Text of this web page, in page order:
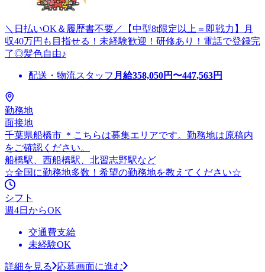
＼日払いOK＆履歴書不要／【中型8t限定以上＝即戦力】月
収40万円も目指せる！未経験歓迎！研修あり！電話で登録完
了◎髪色自由♪
配送・物流スタッフ 月給358,050円〜447,563円
勤務地
面接地
千葉県船橋市 ＊こちらは募集エリアです。勤務地は原稿内
をご確認ください。
船橋駅、西船橋駅、北習志野駅など
☆全国に勤務地多数！希望の勤務地を教えてください☆
シフト
週4日からOK
交通費支給
未経験OK
詳細を見る
応募画面に進む